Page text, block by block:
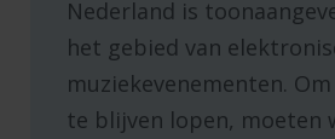
Nederland is
het gebied van
muziekevenementen.
te blijven lopen, moeten